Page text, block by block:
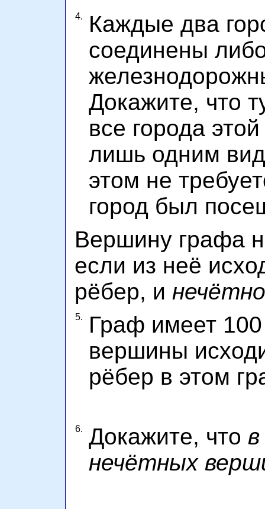
4.
Каждые два
соединены
Докажите, что
все города
лишь одним
этом не
город был
Вершину графа
если из неё
рёбер, и
5.
Граф имеет
вершины
рёбер в этом
6. Докажите, что
нечётных